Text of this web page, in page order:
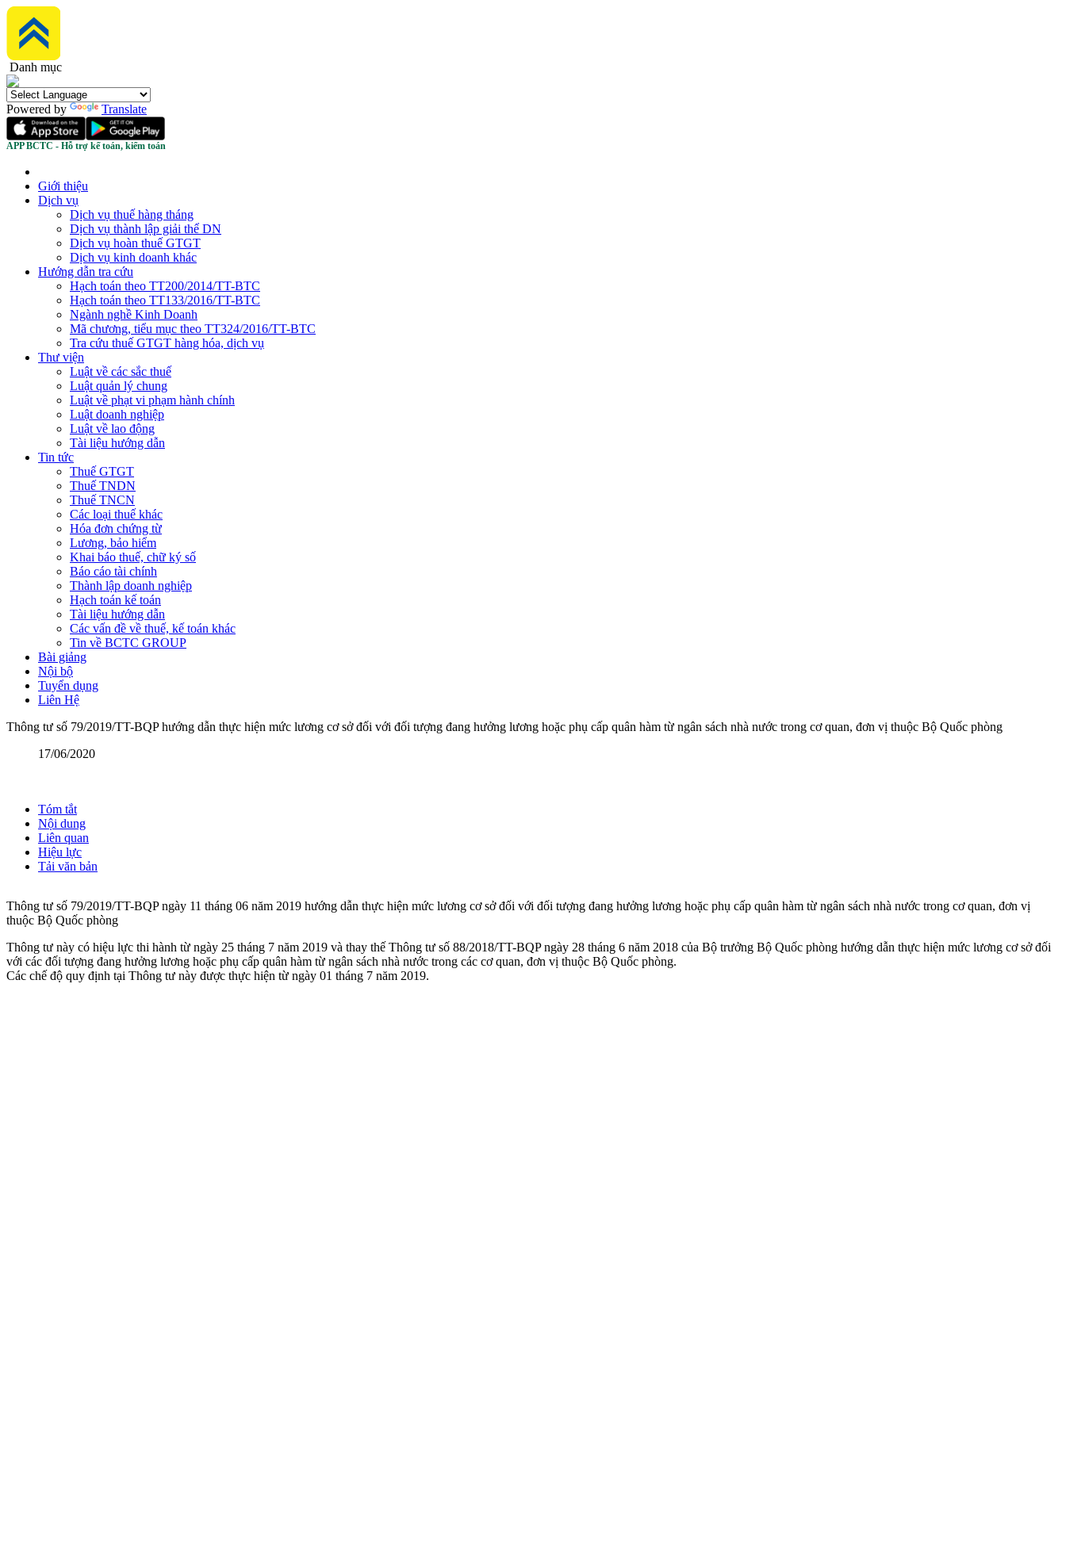
Danh mục
Powered by Translate
APP BCTC - Hỗ trợ kế toán, kiểm toán
Giới thiệu
Dịch vụ
Dịch vụ thuế hàng tháng
Dịch vụ thành lập giải thể DN
Dịch vụ hoàn thuế GTGT
Dịch vụ kinh doanh khác
Hướng dẫn tra cứu
Hạch toán theo TT200/2014/TT-BTC
Hạch toán theo TT133/2016/TT-BTC
Ngành nghề Kinh Doanh
Mã chương, tiểu mục theo TT324/2016/TT-BTC
Tra cứu thuế GTGT hàng hóa, dịch vụ
Thư viện
Luật về các sắc thuế
Luật quản lý chung
Luật về phạt vi phạm hành chính
Luật doanh nghiệp
Luật về lao động
Tài liệu hướng dẫn
Tin tức
Thuế GTGT
Thuế TNDN
Thuế TNCN
Các loại thuế khác
Hóa đơn chứng từ
Lương, bảo hiểm
Khai báo thuế, chữ ký số
Báo cáo tài chính
Thành lập doanh nghiệp
Hạch toán kế toán
Tài liệu hướng dẫn
Các vấn đề về thuế, kế toán khác
Tin về BCTC GROUP
Bài giảng
Nội bộ
Tuyển dụng
Liên Hệ
Thông tư số 79/2019/TT-BQP hướng dẫn thực hiện mức lương cơ sở đối với đối tượng đang hưởng lương hoặc phụ cấp quân hàm từ ngân sách nhà nước trong cơ quan, đơn vị thuộc Bộ Quốc phòng
17/06/2020
Tóm tắt
Nội dung
Liên quan
Hiệu lực
Tải văn bản
Thông tư số 79/2019/TT-BQP ngày 11 tháng 06 năm 2019 hướng dẫn thực hiện mức lương cơ sở đối với đối tượng đang hưởng lương hoặc phụ cấp quân hàm từ ngân sách nhà nước trong cơ quan, đơn vị
thuộc Bộ Quốc phòng
Thông tư này có hiệu lực thi hành từ ngày 25 tháng 7 năm 2019 và thay thế Thông tư số 88/2018/TT-BQP ngày 28 tháng 6 năm 2018 của Bộ trưởng Bộ Quốc phòng hướng dẫn thực hiện mức lương cơ sở đối
với các đối tượng đang hưởng lương hoặc phụ cấp quân hàm từ ngân sách nhà nước trong các cơ quan, đơn vị thuộc Bộ Quốc phòng.
Các chế độ quy định tại Thông tư này được thực hiện từ ngày 01 tháng 7 năm 2019.